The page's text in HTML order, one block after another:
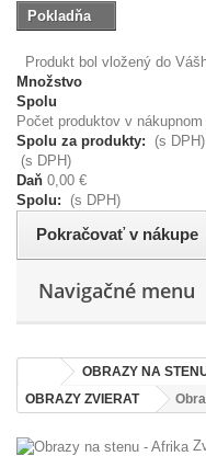
Pokladňa
Produkt bol vložený do
Množstvo
Spolu
Počet produktov v
Spolu za produkty:
(s DPH)
(s DPH)
Daň 0,00 €
Spolu:
(s DPH)
Pokračovať v nákupe
Navigačné menu
OBRAZY NA
OBRAZY ZVIERAT